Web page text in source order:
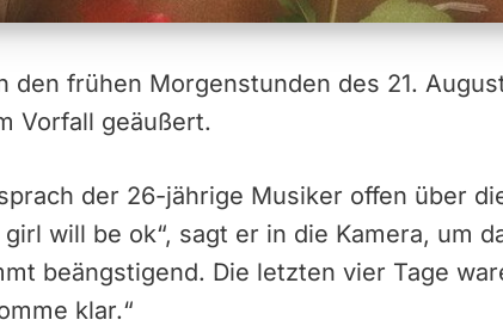
den frühen Morgenstunden des 21.
Vorfall geäußert.
der 26-jährige Musiker offen über
girl will be ok“, sagt er in die Kamera, um
beängstigend. Die letzten vier Tage
klar.“